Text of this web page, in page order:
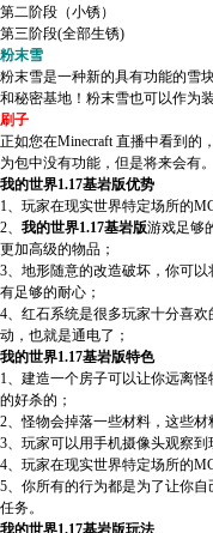
第二阶段（小锈）
第三阶段(全部生锈)
粉末雪
粉末雪是一种新的具有功能的雪
和秘密基地！粉末雪也可以作为
刷子
正如您在Minecraft 直播中看到的
为包中没有功能，但是将来会有。
我的世界1.17基岩版优势
1、玩家在现实世界特定场所的
2、 我的世界1.17基岩版游戏足够
更加高级的物品；
3、地形随意的改造破坏，你可
有足够的耐心；
4、红石系统是很多玩家十分喜
动，也就是通电了；
我的世界1.17基岩版特色
1、建造一个房子可以让你远离
的好杀的；
2、怪物会掉落一些材料，这些
3、玩家可以用手机摄像头观察
4、玩家在现实世界特定场所的
5、你所有的行为都是为了让你
任务。
我的世界1.17基岩版玩法